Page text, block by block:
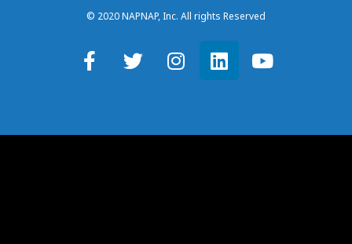
© 2020 NAPNAP, Inc. All rights Reserved